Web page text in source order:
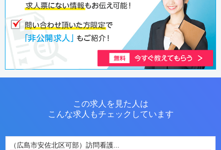
この求人を見た人は
こんな求人もチェックしています
（広島市安佐北区可部）訪問看護...